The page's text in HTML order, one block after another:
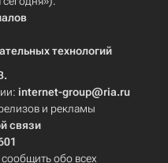
технологий
internet-group@ria.ru
и рекламы
связи
обо всех